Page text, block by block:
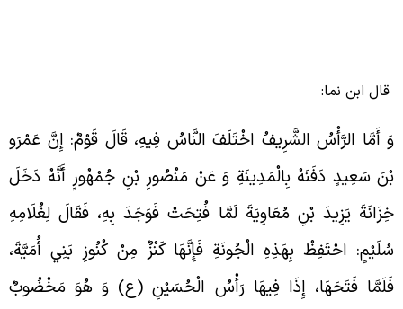
ابن نما:
أَمَّا الرَّأْسُ الشَّرِيفُ اخْتَلَفَ النَّاسُ فِيهِ، قَالَ قَوْمٌ: إِنَّ عَمْرَو
سَعِيدٍ دَفَنَهُ بِالْمَدِينَةِ وَ عَنْ مَنْصُورِ بْنِ جُمْهُورٍ أَنَّهُ دَخَلَ
يَزِيدَ بْنِ مُعَاوِيَةَ لَمَّا فُتِحَتْ فَوَجَدَ بِهِ، فَقَالَ لِغُلَامِهِ
احْتَفِظْ بِهَذِهِ الْجُونَةِ فَإِنَّهَا كَنْزٌ مِنْ كُنُوزِ بَنِي أُمَيَّةَ،
فَتَحَهَا، إِذَا فِيهَا رَأْسُ الْحُسَيْنِ (ع) وَ هُوَ مَخْضُوبٌ